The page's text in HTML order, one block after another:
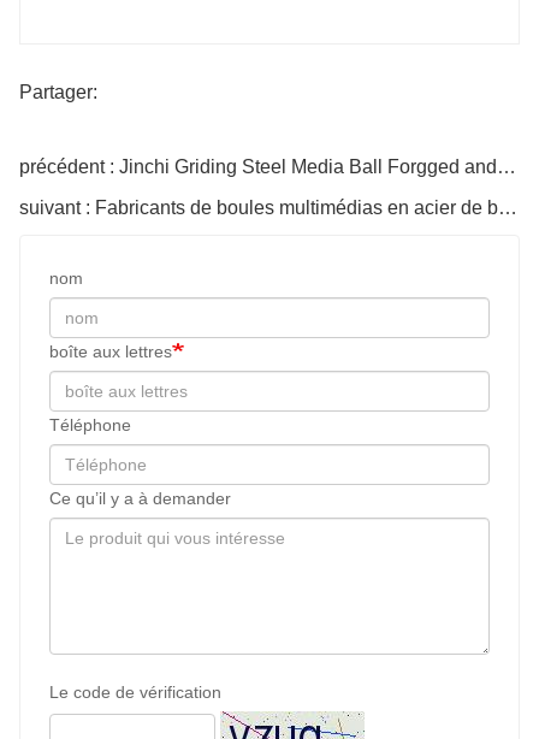
Partager:
précédent : Jinchi Griding Steel Media Ball Forgged and Cast
suivant : Fabricants de boules multimédias en acier de balle à boulets
nom
boîte aux lettres
Téléphone
Ce qu’il y a à demander
Le code de vérification